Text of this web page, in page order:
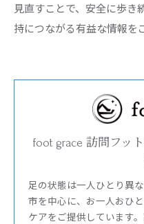
見直すことで、安全に歩き
持につながる有益な情報を
foot grace 訪問フッ
足の状態は一人ひとり異
市を中心に、お一人おひ
ケアをご提供しています